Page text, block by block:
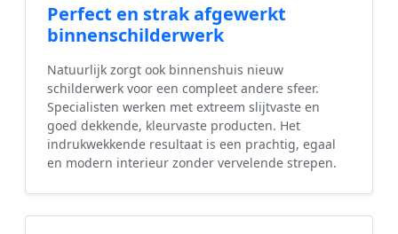
Perfect en strak afgewerkt
binnenschilderwerk
Natuurlijk zorgt ook binnenshuis nieuw
schilderwerk voor een compleet andere sfeer.
Specialisten werken met extreem slijtvaste en
goed dekkende, kleurvaste producten. Het
indrukwekkende resultaat is een prachtig, egaal
en modern interieur zonder vervelende strepen.